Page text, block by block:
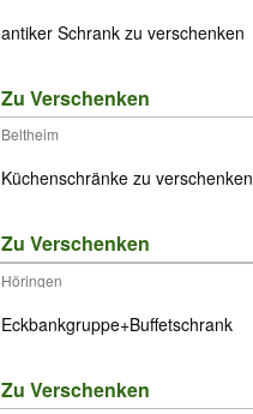
antiker Schrank zu verschenken
Zu Verschenken
Beltheim
Küchenschränke zu verschenken
Zu Verschenken
Höringen
Eckbankgruppe+Buffetschrank
Zu Verschenken